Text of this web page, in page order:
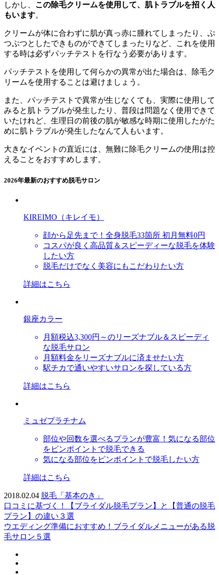
しかし、 この除毛クリームを使用して、肌トラブルを招く人
もいます。
クリームが体に合わずに肌が真っ赤に腫れてしまったり、ぷ
つぷつとしたできものができてしまったりなど、これを使用
する時は必ずパッチテストを行なう必要があります。
パッチテストを使用して何らかの異常が出た場合は、除毛ク
リームを使用することは避けましょう。
また、パッチテストで異常が生じなくても、実際に使用して
みると肌トラブルが発生したり、普段は問題なく使用できて
いたけれど、生理日の前後の肌が敏感な時期に使用したがた
めに肌トラブルが発生したなんて人もいます。
大きなイベントの直近には、無難に除毛クリームの使用は控
えることをおすすめします。
2026年最新のおすすめ脱毛サロン
KIREIMO（キレイモ）
顔から足先まで！全身脱毛33箇所 初月無料0円
コスパが良く高品質＆スピーディーな脱毛を体験
したい方
脱毛だけでなく美容にもこだわりたい方
詳細はこちら
銀座カラー
月額税込3,300円～のリーズナブル＆スピーディ
な脱毛サロン
月額料金をリーズナブルに済ませたい方
駅チカで通いやすいサロンを探している方
詳細はこちら
ミュゼプラチナム
部位や回数を選べるプランが豊富！気になる部位
をピンポイントで脱毛できる
気になる部位をピンポイントで脱毛したい方
詳細はこちら
2018.02.04 脱毛「基本のき」
口コミに基づく！【ブライダル脱毛プラン】と【普通の脱毛
プラン】の違い３選
ウエディング準備におすすめ！ブライダルメニューがある脱
毛サロン５選